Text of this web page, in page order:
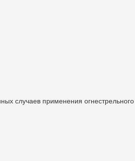
случаев применения